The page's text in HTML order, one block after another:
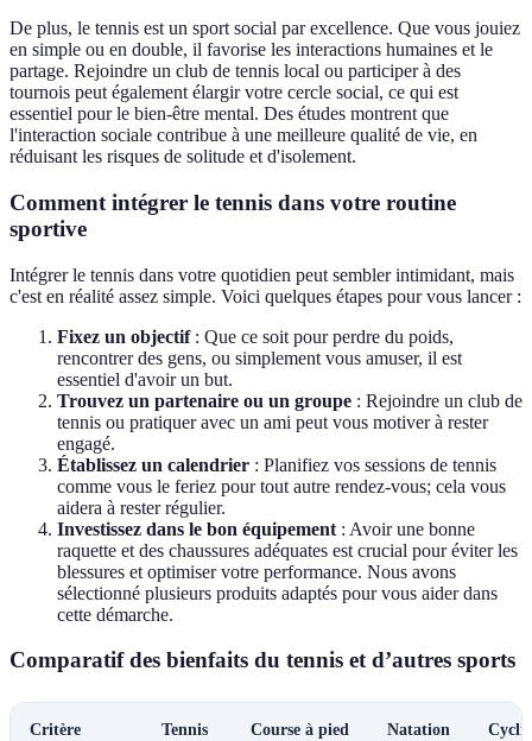
De plus, le tennis est un sport social par excellence. Que vous jouiez
en simple ou en double, il favorise les interactions humaines et le
partage. Rejoindre un club de tennis local ou participer à des
tournois peut également élargir votre cercle social, ce qui est
essentiel pour le bien-être mental. Des études montrent que
l'interaction sociale contribue à une meilleure qualité de vie, en
réduisant les risques de solitude et d'isolement.
Comment intégrer le tennis dans votre routine
sportive
Intégrer le tennis dans votre quotidien peut sembler intimidant, mais
c'est en réalité assez simple. Voici quelques étapes pour vous lancer :
Fixez un objectif: Que ce soit pour perdre du poids,
rencontrer des gens, ou simplement vous amuser, il est
essentiel d'avoir un but.
Trouvez un partenaire ou un groupe : Rejoindre un club de
tennis ou pratiquer avec un ami peut vous motiver à rester
engagé.
Établissez un calendrier : Planifiez vos sessions de tennis
comme vous le feriez pour tout autre rendez-vous; cela vous
aidera à rester régulier.
Investissez dans le bon équipement : Avoir une bonne
raquette et des chaussures adéquates est crucial pour éviter les
blessures et optimiser votre performance. Nous avons
sélectionné plusieurs produits adaptés pour vous aider dans
cette démarche.
Comparatif des bienfaits du tennis et d’autres sports
Critère Tennis Course à pied Natation